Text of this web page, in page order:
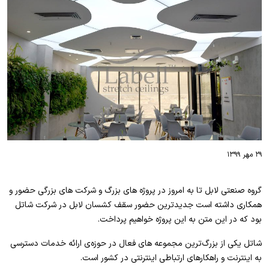
۲۹ مهر ۱۳۹۹
گروه صنعتی لابل تا به امروز در پروژه های بزرگ و شرکت های بزرگی حضور و
همکاری داشته است جدیدترین حضور سقف کشسان لابل در شرکت شاتل
بود که در این متن به این پروژه خواهیم پرداخت.
شاتل یکی از بزرگ‌ترین مجموعه‌ های فعال در حوزه‌ی ارائه خدمات دسترسی
به اینترنت و راهکارهای ارتباطی اینترنتی در کشور است.